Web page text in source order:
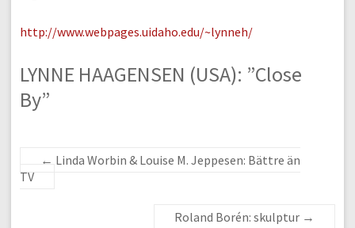
http://www.webpages.uidaho.edu/~lynneh/
LYNNE HAAGENSEN (USA): ”Close
By”
← Linda Worbin & Louise M. Jeppesen: Bättre än
TV
Roland Borén: skulptur →